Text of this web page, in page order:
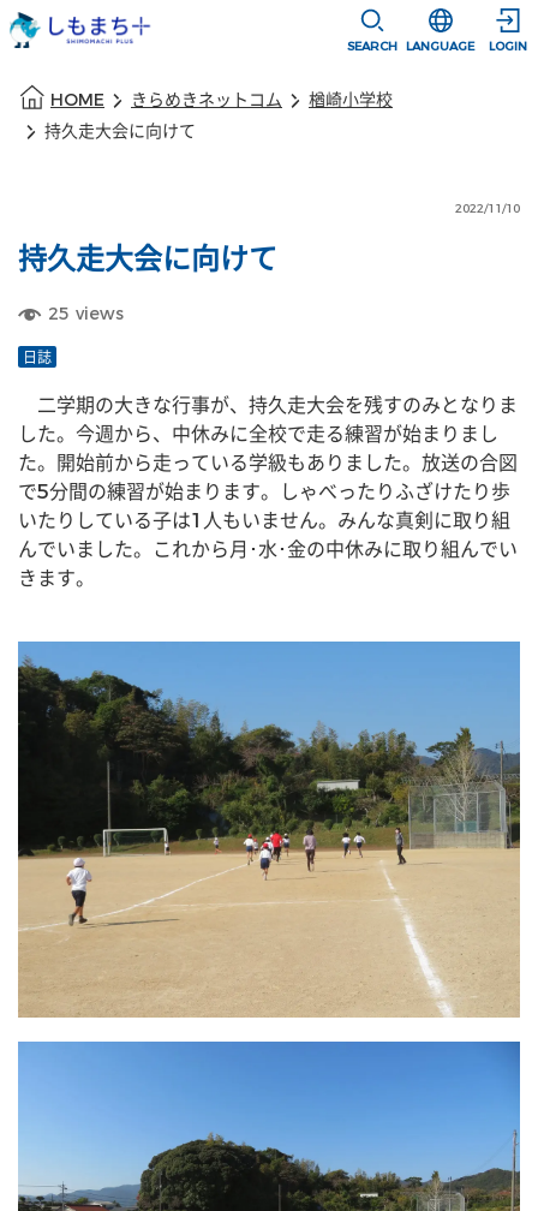
SEARCH
選択すると言
LANGUAGE LOGIN
HOME きらめきネットコム
楢崎小学校
持久走大会に向けて
2022/11/10
持久走大会に向けて
25 views
日誌
二学期の大きな行事が、持久走大会を残すのみとなりま
した。今週から、中休みに全校で走る練習が始まりまし
た。開始前から走っている学級もありました。放送の合図
で5分間の練習が始まります。しゃべったりふざけたり歩
いたりしている子は1人もいません。みんな真剣に取り組
んでいました。これから月･水･金の中休みに取り組んでい
きます。